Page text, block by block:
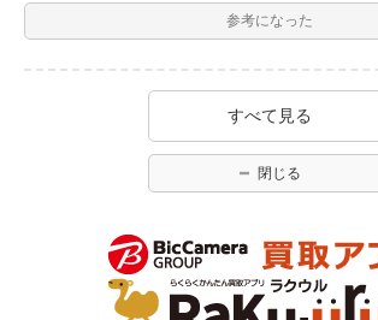
参考になった
すべて見る
閉じる